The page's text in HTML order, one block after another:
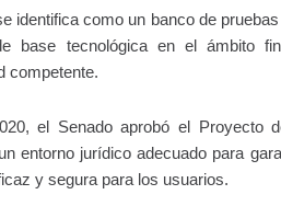
identifica como un banco de
base tecnológica en el ámbito
competente.
el Senado aprobó el Proyecto
entorno jurídico adecuado para
y segura para los usuarios.